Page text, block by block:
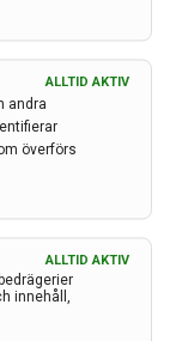
ALLTID AKTIV
andra
överförs
innehåll,
ALLTID AKTIV